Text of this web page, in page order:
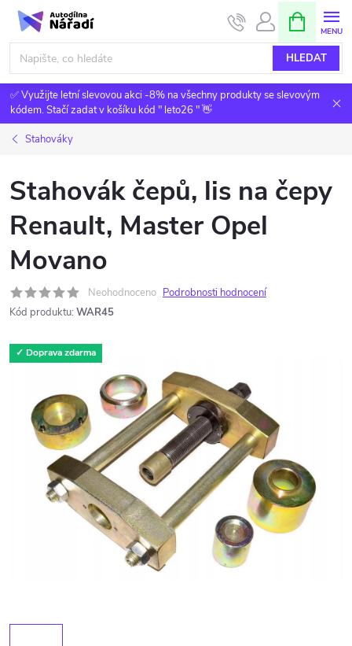
Přejít
obsah
HLEDAT
NÁKUPNÍ
KOŠÍK
✅ Využijte letní slevovou akci -8% na všechny produkty se slevovým
kódem. Stačí zadat v košíku kód " leto26 " 👋
Stahováky
Stahovák čepů, lis na čepy
Renault, Master Opel
Movano
Neohodnoceno Podrobnosti hodnocení
Kód produktu: WAR45
✓ Doprava zdarma